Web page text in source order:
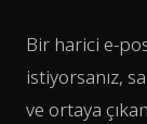
Bir harici e-
istiyorsanız,
ve ortaya